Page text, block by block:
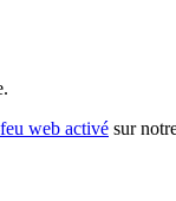
web activé sur